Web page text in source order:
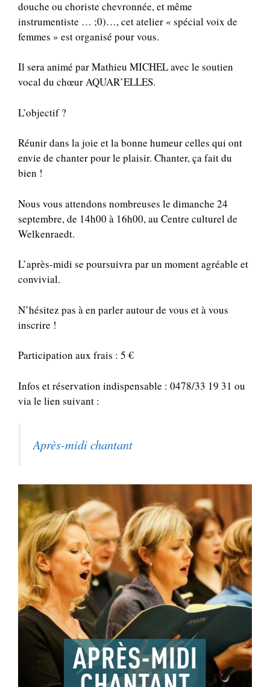
douche ou choriste chevronnée, et même
instrumentiste … ;0)…, cet atelier « spécial voix de
femmes » est organisé pour vous.
Il sera animé par Mathieu MICHEL avec le soutien
vocal du chœur AQUAR’ELLES.
L’objectif ?
Réunir dans la joie et la bonne humeur celles qui ont
envie de chanter pour le plaisir. Chanter, ça fait du
bien !
Nous vous attendons nombreuses le dimanche 24
septembre, de 14h00 à 16h00, au Centre culturel de
Welkenraedt.
L’après-midi se poursuivra par un moment agréable et
convivial.
N’hésitez pas à en parler autour de vous et à vous
inscrire !
Participation aux frais : 5 €
Infos et réservation indispensable : 0478/33 19 31 ou
via le lien suivant :
Après-midi chantant